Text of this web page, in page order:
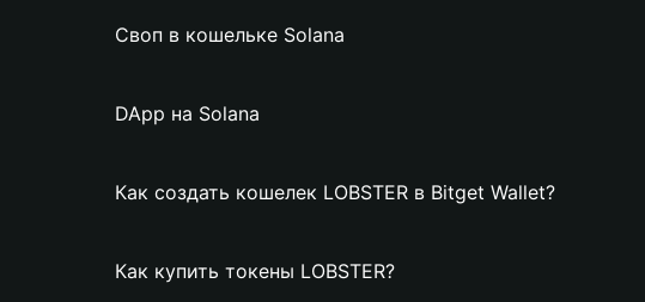
Своп в кошельке Solana
DApp на Solana
Как создать кошелек LOBSTER в Bitget Wallet?
Как купить токены LOBSTER?